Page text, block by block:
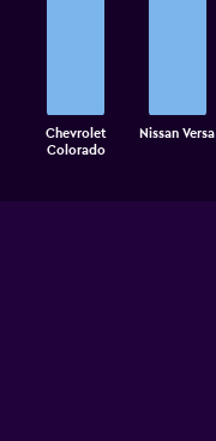
chartChevrolet
Colorado
Nissan Versa